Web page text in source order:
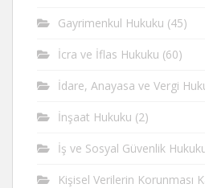
Gayrimenkul Hukuku (45)
İcra ve İflas Hukuku (60)
İdare, Anayasa ve Vergi
İnşaat Hukuku (2)
İş ve Sosyal Güvenlik
Kişisel Verilerin Korunması